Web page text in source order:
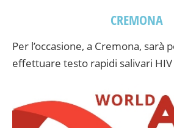
CREMONA
Per l’occasione, a Cremona, sarà
effettuare testo rapidi salivari